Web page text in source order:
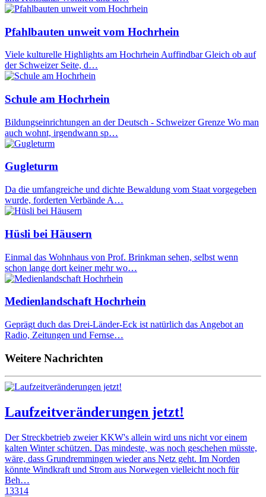
Pfahlbauten unweit vom Hochrhein
Viele kulturelle Highlights am Hochrhein Auffindbar Gleich ob auf
der Schweizer Seite, d…
Schule am Hochrhein
Bildungseinrichtungen an der Deutsch - Schweizer Grenze Wo man
auch wohnt, irgendwann sp…
Gugleturm
Da die umfangreiche und dichte Bewaldung vom Staat vorgegeben
wurde, forderten Verbände A…
Hüsli bei Häusern
Einmal das Wohnhaus von Prof. Brinkman sehen, selbst wenn
schon lange dort keiner mehr wo…
Medienlandschaft Hochrhein
Geprägt duch das Drei-Länder-Eck ist natürlich das Angebot an
Radio, Zeitungen und Fernse…
Weitere Nachrichten
Laufzeitveränderungen jetzt!
Der Streckbetrieb zweier KKW's allein wird uns nicht vor einem
kalten Winter schützen. Das mindeste, was noch geschehen müsste,
wäre, dass Grundremmingen wieder ans Netz geht. Im Norden
könnte Windkraft und Strom aus Norwegen vielleicht noch für
Beh…
13314